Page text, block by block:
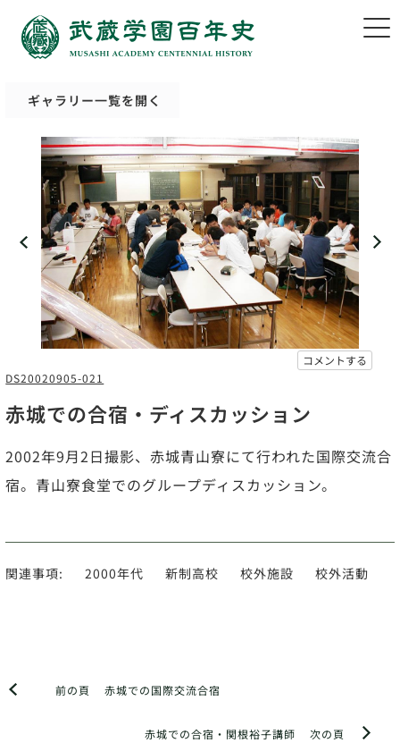
ギャラリー一覧を開く
コメントする
DS20020905-021
赤城での合宿・ディスカッション
2002年9月2日撮影、赤城青山寮にて行われた国際交流合
宿。青山寮食堂でのグループディスカッション。
関連事項: 2000年代 新制高校 校外施設 校外活動
前の頁 赤城での国際交流合宿
次の頁
赤城での合宿・関根裕子講師